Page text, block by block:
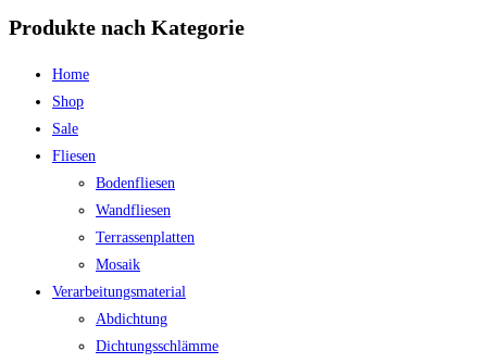
Produkte nach Kategorie
Home
Shop
Sale
Fliesen
Bodenfliesen
Wandfliesen
Terrassenplatten
Mosaik
Verarbeitungsmaterial
Abdichtung
Dichtungsschlämme